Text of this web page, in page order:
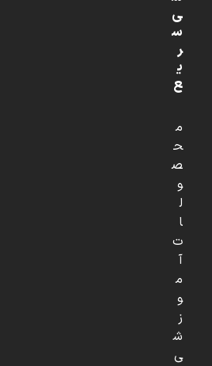
ی
س
ر
ی
ع
م
ح
ص
و
ل
ا
ت
آ
م
و
ز
ش
ی